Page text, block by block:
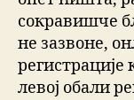
сокравишче
не зазвоне,
регистрације
левој обали